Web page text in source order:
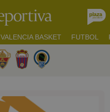
VALENCIA BASKET FUTBOL